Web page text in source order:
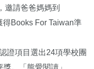
邀請爸爸媽媽到
Books For Taiwan準
證項目選出24項學校團
。「熊愛閱讀」